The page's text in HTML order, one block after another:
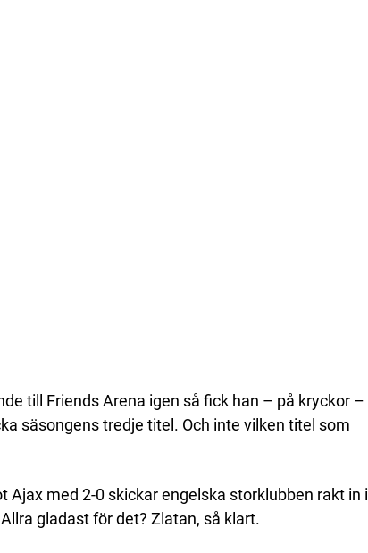
till Friends Arena igen så fick han – på kryckor –
säsongens tredje titel. Och inte vilken titel som
Ajax med 2-0 skickar engelska storklubben rakt in i
gladast för det? Zlatan, så klart.